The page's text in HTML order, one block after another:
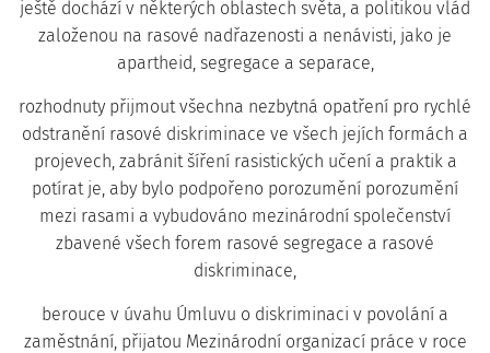
ještě dochází v některých oblastech světa, a politikou vlád
založenou na rasové nadřazenosti a nenávisti, jako je
apartheid, segregace a separace,
rozhodnuty přijmout všechna nezbytná opatření pro rychlé
odstranění rasové diskriminace ve všech jejích formách a
projevech, zabránit šíření rasistických učení a praktik a
potírat je, aby bylo podpořeno porozumění porozumění
mezi rasami a vybudováno mezinárodní společenství
zbavené všech forem rasové segregace a rasové
diskriminace,
berouce v úvahu Úmluvu o diskriminaci v povolání a
zaměstnání, přijatou Mezinárodní organizací práce v roce